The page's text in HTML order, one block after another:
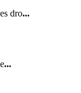
dro...
...